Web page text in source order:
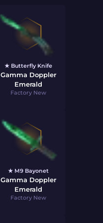
★ Butterfly Knife
Gamma Doppler
Emerald
Factory New
★ M9 Bayonet
Gamma Doppler
Emerald
Factory New